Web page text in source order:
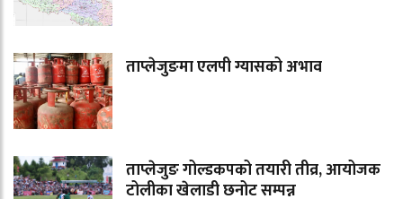
ताप्लेजुङमा एलपी ग्यासको अभाव
ताप्लेजुङ गोल्डकपको तयारी तीव्र, आयोजक
टोलीका खेलाडी छनोट सम्पन्न